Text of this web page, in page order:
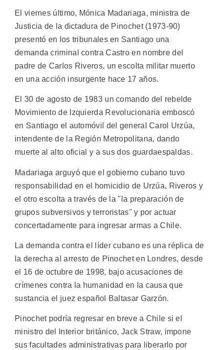
El viernes último, Mónica Madariaga, ministra de
Justicia de la dictadura de Pinochet (1973-90)
presentó en los tribunales en Santiago una
demanda criminal contra Castro en nombre del
padre de Carlos Riveros, un escolta militar muerto
en una acción insurgente hace 17 años.
El 30 de agosto de 1983 un comando del rebelde
Movimiento de Izquierda Revolucionaria emboscó
en Santiago el automóvil del general Carol Urzúa,
intendente de la Región Metropolitana, dando
muerte al alto oficial y a sus dos guardaespaldas.
Madariaga arguyó que el gobierno cubano tuvo
responsabilidad en el homicidio de Urzúa, Riveros y
el otro escolta a través de la "la preparación de
grupos subversivos y terroristas" y por actuar
concertadamente para ingresar armas a Chile.
La demanda contra el líder cubano es una réplica de
la derecha al arresto de Pinochet en Londres, desde
el 16 de octubre de 1998, bajo acusaciones de
crímenes contra la humanidad en la causa que
sustancia el juez español Baltasar Garzón.
Pinochet podría regresar en breve a Chile si el
ministro del Interior británico, Jack Straw, impone
sus facultades administrativas para liberarlo por